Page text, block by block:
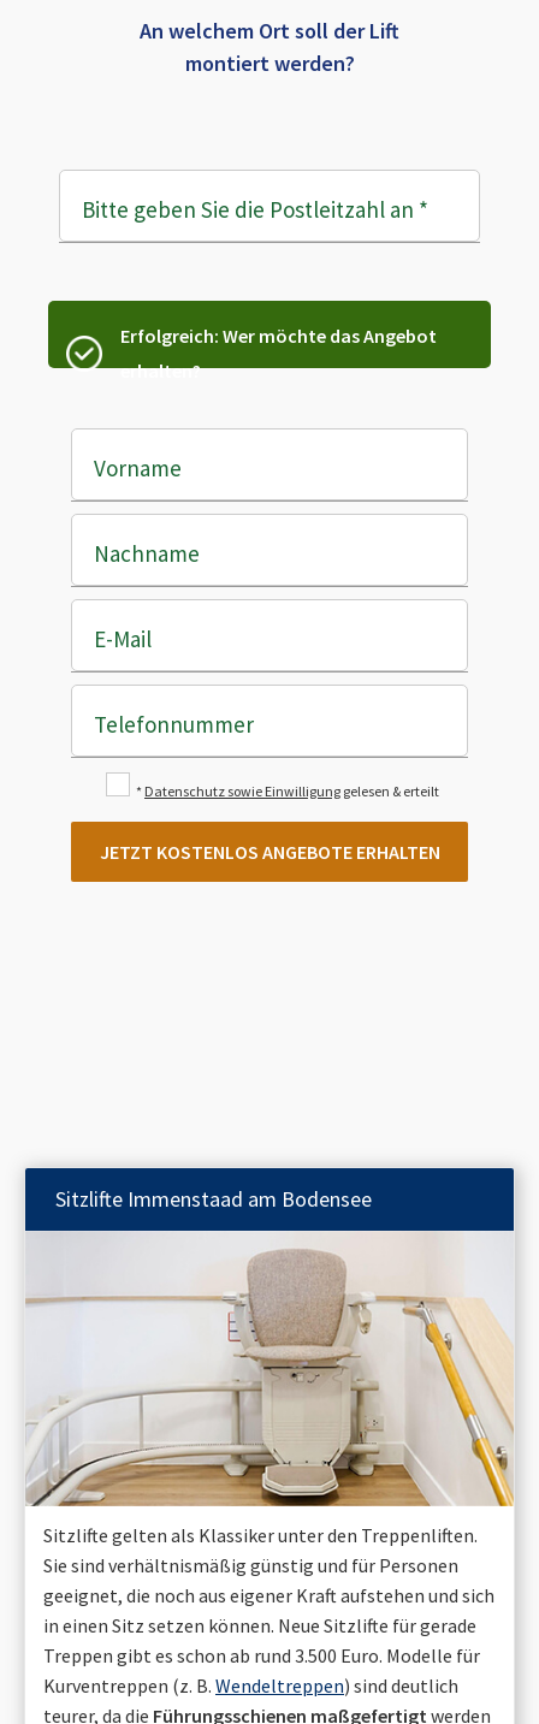
An welchem Ort soll der Lift
montiert werden?
Bitte geben Sie die Postleitzahl an *
Erfolgreich: Wer möchte das Angebot
erhalten?
Vorname
Nachname
E-Mail
Telefonnummer
* Datenschutz sowie Einwilligung gelesen & erteilt
JETZT KOSTENLOS ANGEBOTE ERHALTEN
Sitzlifte Immenstaad am Bodensee
Sitzlifte gelten als Klassiker unter den Treppenliften.
Sie sind verhältnismäßig günstig und für Personen
geeignet, die noch aus eigener Kraft aufstehen und sich
in einen Sitz setzen können. Neue Sitzlifte für gerade
Treppen gibt es schon ab rund 3.500 Euro. Modelle für
Kurventreppen (z. B. Wendeltreppen) sind deutlich
teurer, da die Führungsschienen maßgefertigt werden